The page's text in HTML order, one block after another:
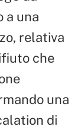
a una
relativa
che
una
di